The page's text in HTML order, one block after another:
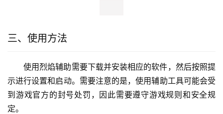
三、使用方法
使用烈焰辅助需要下载并安装相应的软件，然后按照提
示进行设置和启动。需要注意的是，使用辅助工具可能会受
到游戏官方的封号处罚，因此需要遵守游戏规则和安全规
定。